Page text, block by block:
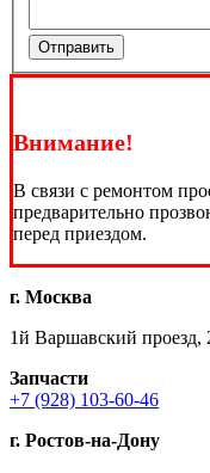
Отправить
Внимание!
В связи с ремонтом
предварительно
перед приездом.
г. Москва
1й Варшавский проезд,
Запчасти
+7 (928) 103-60-46
г. Ростов-на-Дону